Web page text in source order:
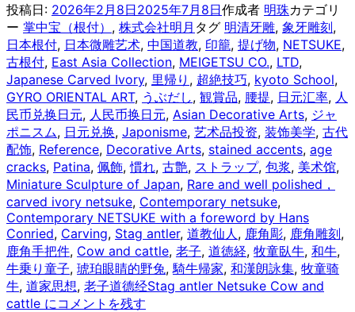
投稿日: 2026年2月8日2025年7月8日作成者 明珠カテゴリ
ー 掌中宝（根付） , 株式会社明月 タグ 明清牙雕, 象牙雕刻,
日本根付, 日本微雕艺术, 中国道教, 印籠, 提げ物, NETSUKE,
古根付, East Asia Collection, MEIGETSU CO., LTD,
Japanese Carved Ivory, 里帰り , 超絶技巧, kyoto School,
GYRO ORIENTAL ART, うぶだし, 観賞品, 腰提, 日元汇率, 人
民币兑换日元, 人民币换日元, Asian Decorative Arts, ジャ
ポニスム, 日元兑换, Japonisme, 艺术品投资, 装饰美学, 古代
配饰, Reference, Decorative Arts, stained accents, age
cracks, Patina, 佩飾,慣れ, 古艶, ストラップ, 包浆, 美术馆,
Miniature Sculpture of Japan, Rare and well polished，
carved ivory netsuke, Contemporary netsuke,
Contemporary NETSUKE with a foreword by Hans
Conried, Carving, Stag antler, 道教仙人 , 鹿角彫, 鹿角雕刻,
鹿角手把件, Cow and cattle, 老子, 道徳経, 牧童臥牛, 和牛,
牛乗り童子, 琥珀眼睛的野兔, 騎牛帰家, 和漢朗詠集, 牧童骑
牛, 道家思想, 老子道德经Stag antler Netsuke Cow and
cattle に コメントを残す